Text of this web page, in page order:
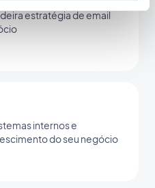
estratégia de email
internos e
do seu negócio